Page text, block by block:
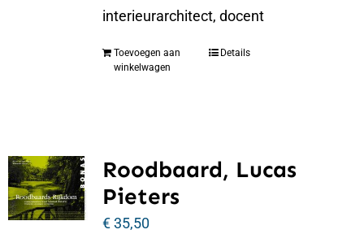
interieurarchitect, docent
Toevoegen aan
winkelwagen
Details
Roodbaard, Lucas
Pieters
€35,50